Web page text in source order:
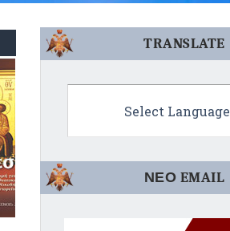
TRANSLATE
Select Language
ΝΕΟ EMAIL